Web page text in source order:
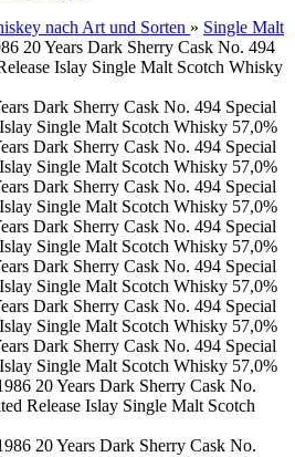
nach Art und Sorten » Single Malt
20 Years Dark Sherry Cask No. 494
Islay Single Malt Scotch Whisky